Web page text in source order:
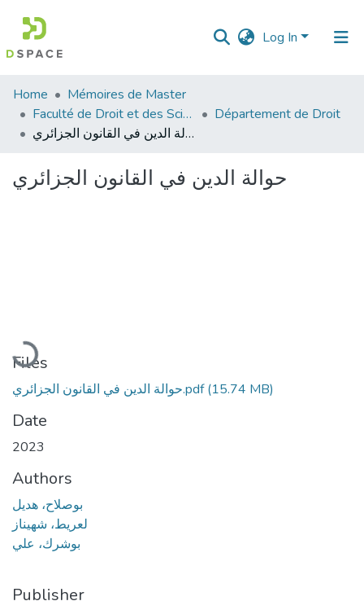
Log In
Communities
&
Collections
Home
Mémoires de Master
Faculté de Droit et des Sciences Politiques
Département de Droit
حوالة الدين في القانون الجزائري
حوالة الدين في القانون الجزائري
Loading...
Files
حوالة الدين في القانون الجزائري.pdf(15.74 MB)
Date
2023
Authors
بوصلاح، هديل
لعريط، شهيناز
بوشرك، علي
Publisher